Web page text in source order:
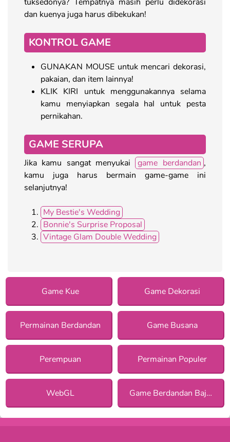
dan kuenya juga harus dibekukan!
KONTROL GAME
GUNAKAN MOUSE untuk mencari dekorasi,
pakaian, dan item lainnya!
KLIK KIRI untuk menggunakannya selama
kamu menyiapkan segala hal untuk pesta
pernikahan.
GAME SERUPA
Jika kamu sangat menyukai game berdandan ,
kamu juga harus bermain game-game ini
selanjutnya!
My Bestie's Wedding
Bonnie's Surprise Proposal
Vintage Glam Double Wedding
Game Kue Game Dekorasi
Permainan Berdandan Game Busana
Perempuan Permainan Populer
WebGL Game Berdandan Baju Pengantin